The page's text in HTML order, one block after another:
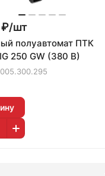
₽/шт
полуавтомат ПТК
250 GW (380 В)
005.300.295